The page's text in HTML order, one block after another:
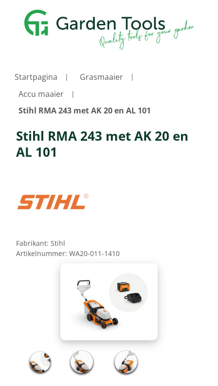
Startpagina
Grasmaaier
Accu maaier
Stihl RMA 243 met AK 20 en AL 101
Stihl RMA 243 met AK 20 en
AL 101
Fabrikant: Stihl
Artikelnummer: WA20-011-1410